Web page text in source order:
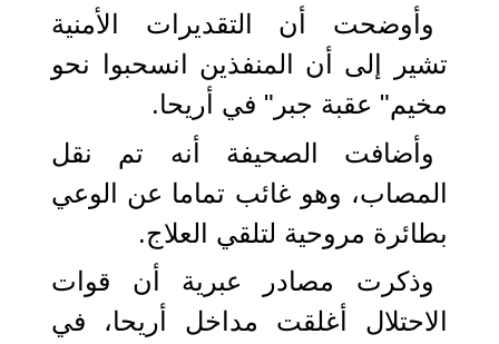
وأوضحت أن التقديرات الأمنية
تشير إلى أن المنفذين انسحبوا نحو
مخيم" عقبة جبر" في أريحا.
وأضافت الصحيفة أنه تم نقل
المصاب، وهو غائب تماما عن الوعي
بطائرة مروحية لتلقي العلاج.
وذكرت مصادر عبرية أن قوات
الاحتلال أغلقت مداخل أريحا، في